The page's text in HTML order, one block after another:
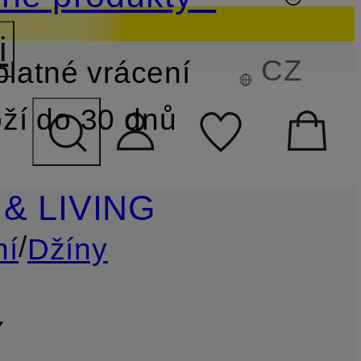
vrácení
do 30 dnů
CZ
LIVING
/Džíny